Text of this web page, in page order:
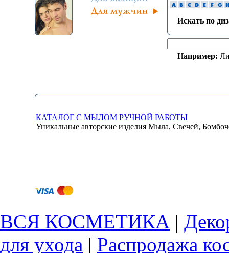
Искать по
Например:
КАТАЛОГ С МЫЛОМ РУЧНОЙ РАБОТЫ
Уникальные авторские изделия Мыла, Свечей,
ВСЯ КОСМЕТИКА |
для ухода | Распродажа